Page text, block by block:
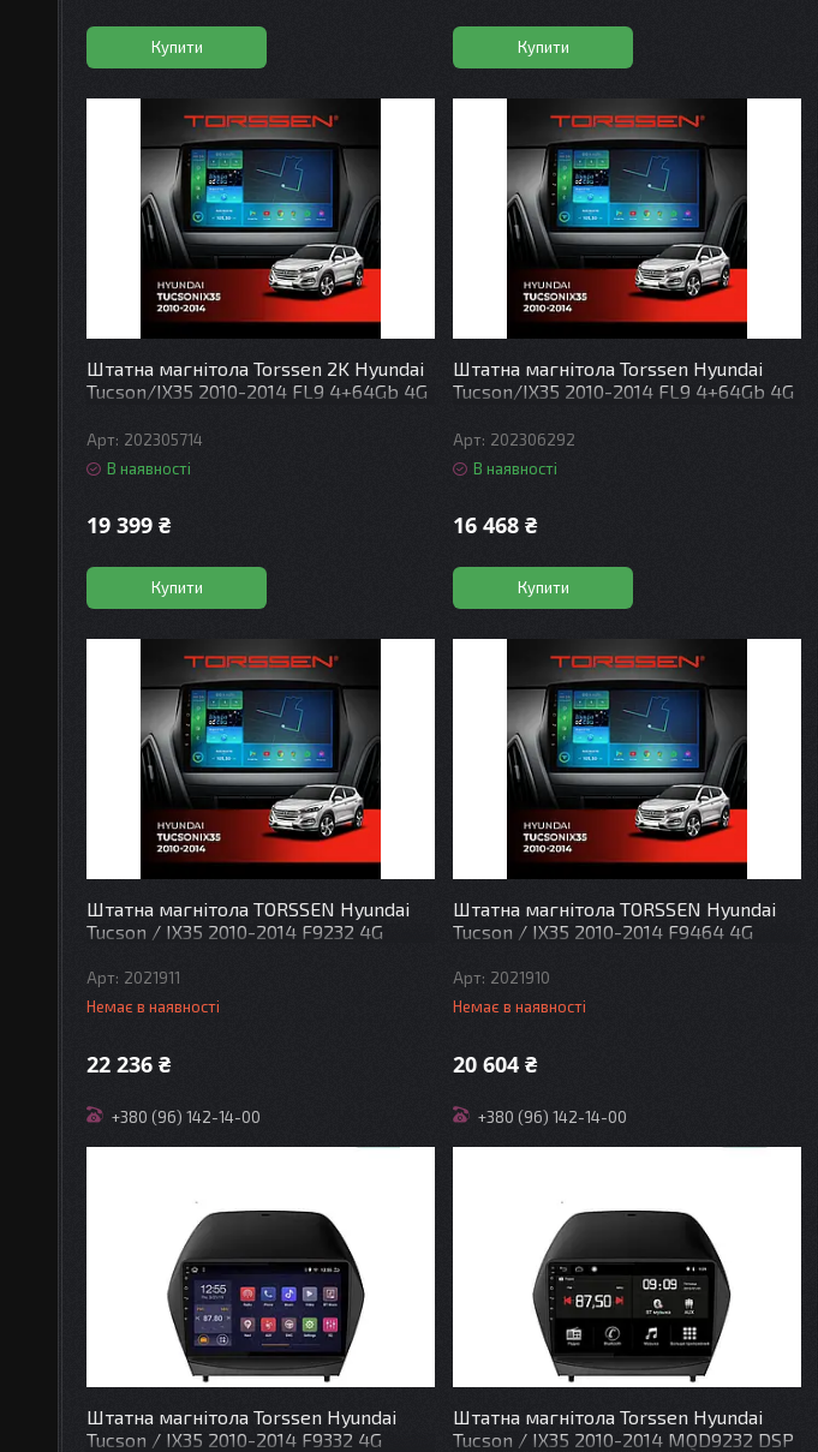
Купити Купити
Штатна магнітола Torssen 2K Hyundai
Tucson/IX35 2010-2014 FL9 4+64Gb 4G
202305714
В наявності
19 399 ₴
Купити
Штатна магнітола Torssen Hyundai
Tucson/IX35 2010-2014 FL9 4+64Gb 4G
202306292
В наявності
16 468 ₴
Купити
Штатна магнітола TORSSEN Hyundai
Tucson / IX35 2010-2014 F9232 4G
2021911
Немає в наявності
22 236 ₴
+380 (96) 142-14-00
Штатна магнітола TORSSEN Hyundai
Tucson / IX35 2010-2014 F9464 4G
2021910
Немає в наявності
20 604 ₴
+380 (96) 142-14-00
Штатна магнітола Torssen Hyundai
Tucson / IX35 2010-2014 F9332 4G
Штатна магнітола Torssen Hyundai
Tucson / IX35 2010-2014 MQD9232 DSP